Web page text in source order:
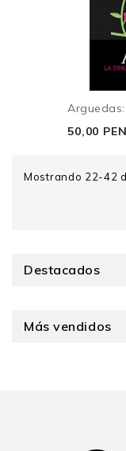
50,00 PEN
Mostrando 22-42
Destacados
Más vendidos